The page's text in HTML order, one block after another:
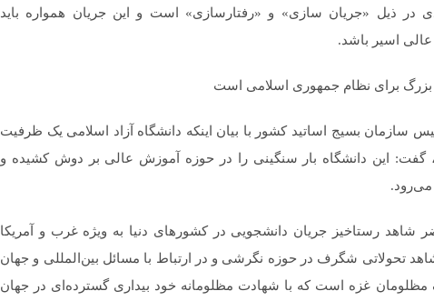
در ذیل «جریان سازی» و «رفتارسازی» است و این جریان همواره باید
اسیر باشد.
بزرگ برای نظام جمهوری اسلامی است
سازمان بسیج اساتید کشور با بیان اینکه دانشگاه آزاد اسلامی یک ظرفیت
این دانشگاه بار سنگینی را در حوزه آموزش عالی بر دوش کشیده و
می‌رود.
شاهد رستاخیز جریان دانشجویی در کشورهای دنیا به ویژه غرب و آمریکا
تحولاتی شگرف در حوزه نگرشی و در ارتباط با مسائل بین‌المللی و جهان
مظلومان غزه است که با شهادت مظلومانه خود بیداری گسترده‌ای در جهان